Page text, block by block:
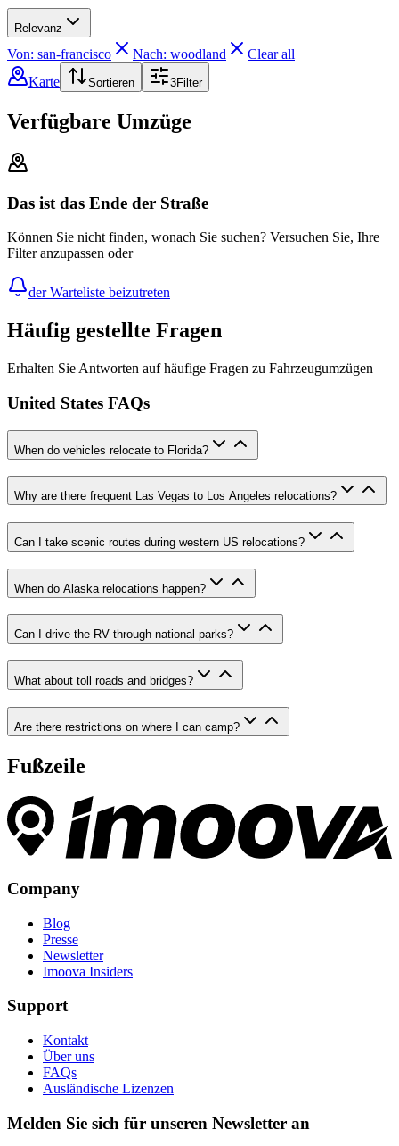
Relevanz
Von: san-francisco Nach: woodland
Clear all
Karte
Sortieren 3Filter
Verfügbare Umzüge
Das ist das Ende der Straße
Können Sie nicht finden, wonach Sie suchen? Versuchen Sie, Ihre
Filter anzupassen oder
der Warteliste beizutreten
Häufig gestellte Fragen
Erhalten Sie Antworten auf häufige Fragen zu Fahrzeugumzügen
United States FAQs
When do vehicles relocate to Florida?
Why are there frequent Las Vegas to Los Angeles relocations?
Can I take scenic routes during western US relocations?
When do Alaska relocations happen?
Can I drive the RV through national parks?
What about toll roads and bridges?
Are there restrictions on where I can camp?
Fußzeile
Company
Blog
Presse
Newsletter
Imoova Insiders
Support
Kontakt
Über uns
FAQs
Ausländische Lizenzen
Melden Sie sich für unseren Newsletter an